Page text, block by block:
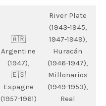
🇦🇷
Argentine
(1947),
🇪🇸
Espagne
(1957-1961)
River Plate
(1943-1945,
1947-1949),
Huracán
(1946-1947),
Millonarios
(1949-1953),
Real